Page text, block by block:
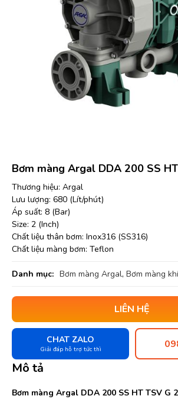
Bơm màng Argal DDA 200 SS
Thương hiệu: Argal
Lưu lượng: 680 (Lít/phút)
Áp suất: 8 (Bar)
Size: 2 (Inch)
Chất liệu thân bơm: Inox316 (SS316)
Chất liệu màng bơm: Teflon
Danh mục: Bơm màng Argal, Bơm màng
LIÊN HỆ
CHAT ZALO
Giải đáp hỗ trợ tức thì
Mô tả
Bơm màng Argal DDA 200 SS HT TSV G